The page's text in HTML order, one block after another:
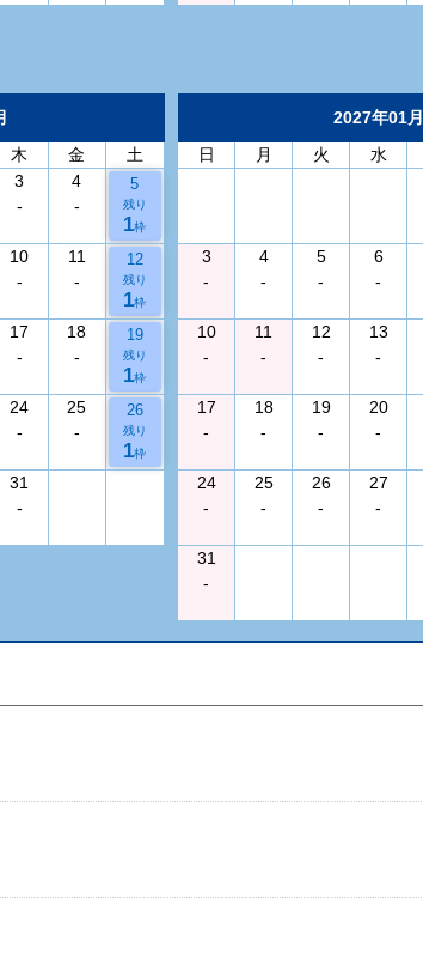
木 金
土
3
-
4
-
5
残り
1枠
10
-
11
-
12
残り
1枠
17
-
18
-
19
残り
1枠
24
-
25
-
26
残り
1枠
31
-
2027年01月
日
月 火 水
3
-
4
-
5
-
6
-
10
-
11
-
12
-
13
-
17
-
18
-
19
-
20
-
24
-
25
-
26
-
27
-
31
-